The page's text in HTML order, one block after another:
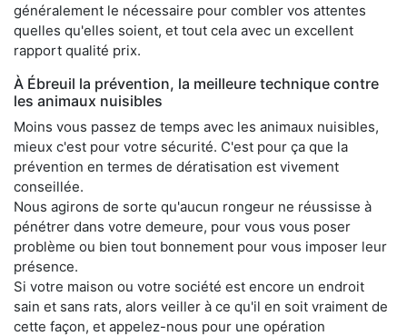
généralement le nécessaire pour combler vos attentes
quelles qu'elles soient, et tout cela avec un excellent
rapport qualité prix.
À Ébreuil la prévention, la meilleure technique contre
les animaux nuisibles
Moins vous passez de temps avec les animaux nuisibles,
mieux c'est pour votre sécurité. C'est pour ça que la
prévention en termes de dératisation est vivement
conseillée.
Nous agirons de sorte qu'aucun rongeur ne réussisse à
pénétrer dans votre demeure, pour vous vous poser
problème ou bien tout bonnement pour vous imposer leur
présence.
Si votre maison ou votre société est encore un endroit
sain et sans rats, alors veiller à ce qu'il en soit vraiment de
cette façon, et appelez-nous pour une opération